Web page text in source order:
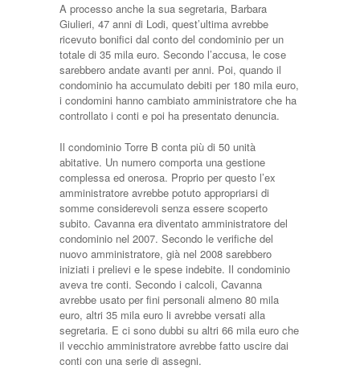
A processo anche la sua segretaria, Barbara
Giulieri, 47 anni di Lodi, quest’ultima avrebbe
ricevuto bonifici dal conto del condominio per un
totale di 35 mila euro. Secondo l’accusa, le cose
sarebbero andate avanti per anni. Poi, quando il
condominio ha accumulato debiti per 180 mila euro,
i condomini hanno cambiato amministratore che ha
controllato i conti e poi ha presentato denuncia.
Il condominio Torre B conta più di 50 unità
abitative. Un numero comporta una gestione
complessa ed onerosa. Proprio per questo l’ex
amministratore avrebbe potuto appropriarsi di
somme considerevoli senza essere scoperto
subito. Cavanna era diventato amministratore del
condominio nel 2007. Secondo le verifiche del
nuovo amministratore, già nel 2008 sarebbero
iniziati i prelievi e le spese indebite. Il condominio
aveva tre conti. Secondo i calcoli, Cavanna
avrebbe usato per fini personali almeno 80 mila
euro, altri 35 mila euro li avrebbe versati alla
segretaria. E ci sono dubbi su altri 66 mila euro che
il vecchio amministratore avrebbe fatto uscire dai
conti con una serie di assegni.